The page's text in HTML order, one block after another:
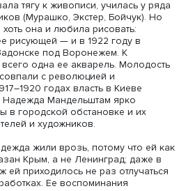
памяти поэта не собирают
его творчества не менее
«В этом периоде надо
сказал Дмитрий Бак.
Нерлер представил краткий
Мандельштам. Она родилась
семья переехала в Киев. Ее
неравных периода: до
совместная жизнь с ним до
самая длительная, жизнь
заключался в сохранении